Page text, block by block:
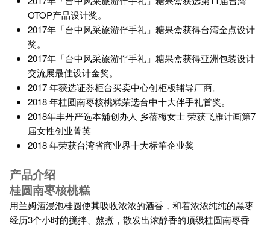
OTOP产品设计奖。
2017年「台中风采旅游伴手礼」糖果盒获得台湾金点设计
奖。
2017年「台中风采旅游伴手礼」糖果盒获得亚洲包装设计
交流展最佳设计金奖。
2017 年获选证券柜台买卖中心创柜板辅导厂商。
2018 年桂圆南枣核桃糕荣选台中十大伴手礼首奖。
2018年丰丹严选本舖创办人 乡蓓梅女士 荣获飞雁计画第7
届女性创业菁英
2018 年荣获台湾省商业界十大标竿企业奖
产品介绍
桂圆南枣核桃糕
用兰姆酒浸泡桂圆使其吸收浓浓的酒香，和着浓浓纯纯的黑枣
经历3个小时的搅拌、熬煮，散发出浓醇香的顶级桂圆南枣香